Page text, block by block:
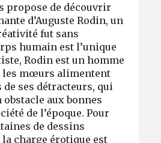
propose de découvrir
d’Auguste Rodin, un
fut sans
humain est l’unique
Rodin est un homme
les mœurs alimentent
ses détracteurs, qui
aux bonnes
de l’époque. Pour
de dessins
charge érotique est